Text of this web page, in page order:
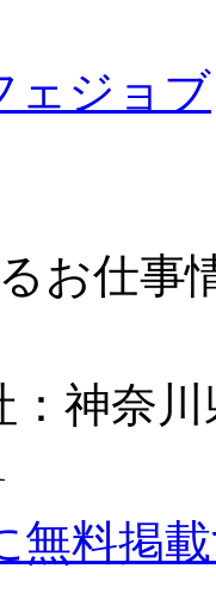
ェジョブ
お仕事
：神奈
無料掲